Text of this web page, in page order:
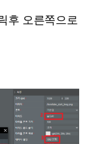
후 오른쪽으로